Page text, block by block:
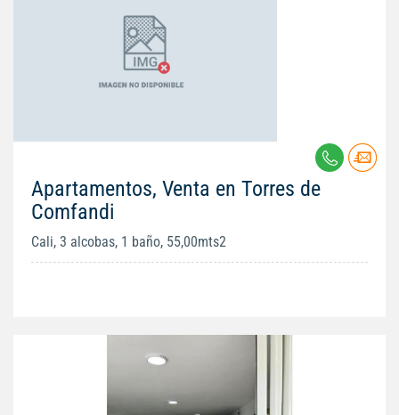
Apartamentos, Venta en Torres de
Comfandi
Cali, 3 alcobas, 1 baño, 55,00mts2